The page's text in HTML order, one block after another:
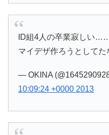
ID組4人の卒業寂しい
マイデザ作ろうとしてた
— OKINA
10:09:24 +0000 2013